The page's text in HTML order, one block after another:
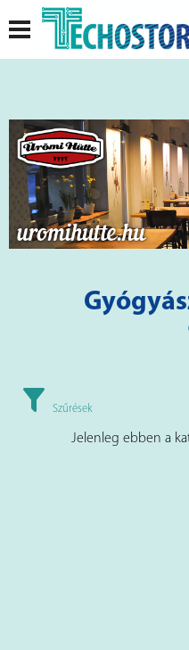
Szűrések
Jelenleg ebben a